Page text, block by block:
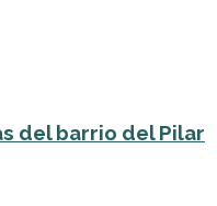
del barrio del Pilar